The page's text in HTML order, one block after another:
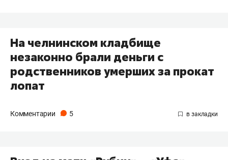
На челнинском кладбище
незаконно брали деньги с
родственников умерших за прокат
лопат
Комментарии 5